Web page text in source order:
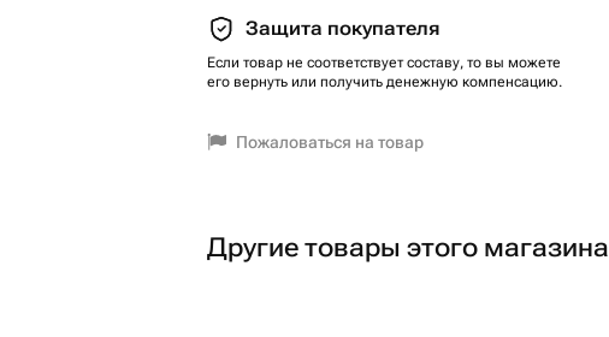
Защита покупателя
Если товар не соответствует составу, то вы можете
его вернуть или получить денежную компенсацию.
Пожаловаться на товар
Другие товары этого магазина